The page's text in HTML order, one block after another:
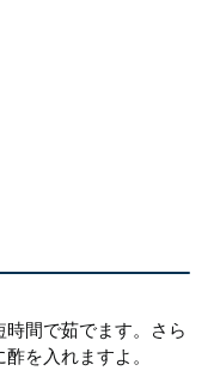
間で茹でます。さら
を入れますよ。